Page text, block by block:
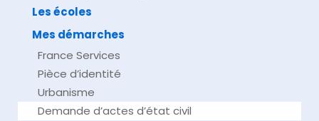
Les écoles
Mes démarches
France Services
Pièce d’identité
Urbanisme
Demande d’actes d’état civil